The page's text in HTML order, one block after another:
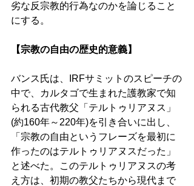
劣な反宗教的行為なのかを論じること
にする。
【宗教の自由の歴史的意義】
バンス氏は、IRFサミットのスピーチの
中で、カルタゴで生まれた護教家で知
られる古代教父「テルトゥリアヌス」
(約160年～220年)を引き合いに出し、
「宗教の自由というフレーズを最初に
作ったのはテルトゥリアヌスだった」
と述べた。このテルトゥリアヌスの考
え方は、初期の教父たちから現代まで